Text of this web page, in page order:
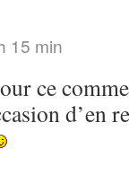
15 min
ce
d’en